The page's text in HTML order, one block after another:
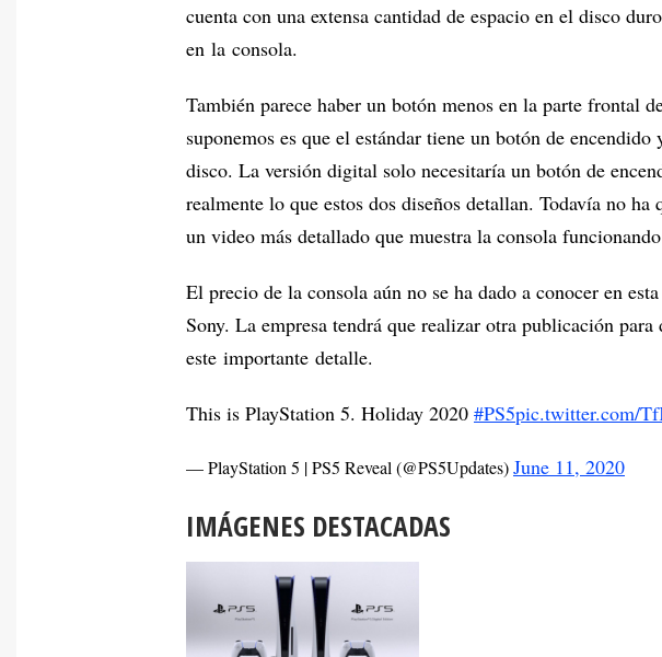
cuenta con una extensa cantidad de espacio en el disco
en la consola.
También parece haber un botón menos en la parte frontal
suponemos es que el estándar tiene un botón de
disco. La versión digital solo necesitaría un botón de
realmente lo que estos dos diseños detallan. Todavía no ha
un video más detallado que muestra la consola
El precio de la consola aún no se ha dado a conocer en
Sony. La empresa tendrá que realizar otra publicación para
este importante detalle.
This is PlayStation 5. Holiday 2020 #PS5pic.twitter.com/
— PlayStation 5 | PS5 Reveal (@PS5Updates)June 11, 2020
IMÁGENES DESTACADAS